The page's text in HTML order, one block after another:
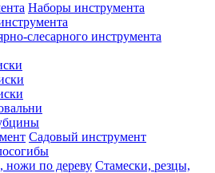
Наборы инструмента
слесарного инструмента
Садовый инструмент
Стамески, резцы,